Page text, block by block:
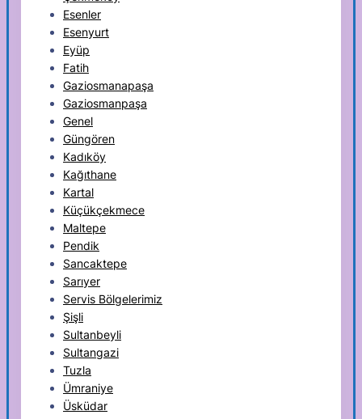
Esenler
Esenyurt
Eyüp
Fatih
Gaziosmanapaşa
Gaziosmanpaşa
Genel
Güngören
Kadıköy
Kağıthane
Kartal
Küçükçekmece
Maltepe
Pendik
Sancaktepe
Sarıyer
Servis Bölgelerimiz
Şişli
Sultanbeyli
Sultangazi
Tuzla
Ümraniye
Üsküdar